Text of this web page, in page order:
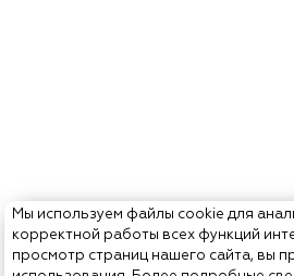
Мы используем файлы cookie для
корректной работы всех функций
просмотр страниц нашего сайта, вы